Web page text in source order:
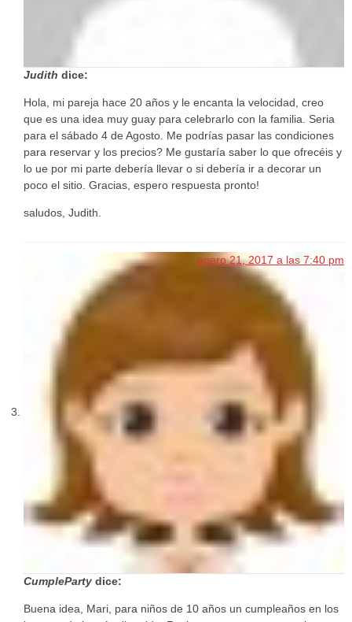
Judith dice:
Hola, mi pareja hace 20 años y le encanta la velocidad, creo
que es una idea muy guay para celebrarlo con la familia. Seria
para el sábado 4 de Agosto. Me podrías pasar las condiciones
para reservar y los precios? Me gustaría saber lo que ofrecéis y
lo ue por mi parte debería llevar o si debería ir a decorar un
poco el sitio. Gracias, espero respuesta pronto!
saludos, Judith.
CumpleParty dice:
enero 21, 2017 a las 7:40 pm
Buena idea, Mari, para niños de 10 años un cumpleaños en los